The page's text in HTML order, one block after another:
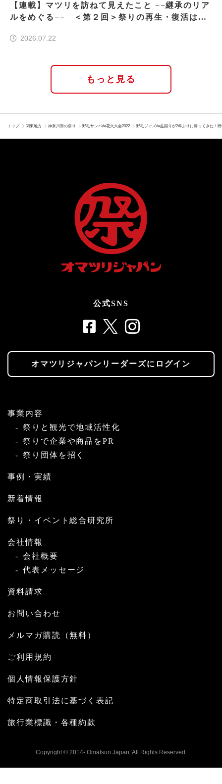
【連載】マツリを訪ねて見えたこと −−継承のリア
ルをめぐる−− ＜第２回＞祭りの再生・復活はな
2026.07.22
もっと見る
トップ 関東地方 神奈川県の祭り 野毛サンバde花火大会2022 野毛ジャズde盆踊りが2年ぶりに帰ってきた！
公式SNS
オマツリジャパンリーダーズにログイン
事業内容
祭りと観光で地域活性化
祭りで企業や商品をPR
祭り団体を招く
事例・実績
新着情報
祭り・イベント総合研究所
会社情報
会社概要
代表メッセージ
資料請求
お問い合わせ
メルマガ購読（無料）
ご利用規約
個人情報保護方針
特定商取引法に基づく表記
旅行業標識・各種約款
Copyright © 2014- Omatsuri Japan. All Rights Reserved.